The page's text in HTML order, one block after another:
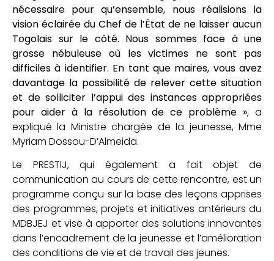
nécessaire pour qu’ensemble, nous réalisions la
vision éclairée du Chef de l’État de ne laisser aucun
Togolais sur le côté. Nous sommes face à une
grosse nébuleuse où les victimes ne sont pas
difficiles à identifier. En tant que maires, vous avez
davantage la possibilité de relever cette situation
et de solliciter l’appui des instances appropriées
pour aider à la résolution de ce problème », a
expliqué la Ministre chargée de la jeunesse, Mme
Myriam Dossou-D’Almeida.
Le PRESTIJ, qui également a fait objet de
communication au cours de cette rencontre, est un
programme conçu sur la base des leçons apprises
des programmes, projets et initiatives antérieurs du
MDBJEJ et vise à apporter des solutions innovantes
dans l’encadrement de la jeunesse et l’amélioration
des conditions de vie et de travail des jeunes.